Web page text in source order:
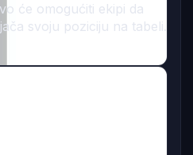
će omogućiti ekipi da
svoju poziciju na tabeli.